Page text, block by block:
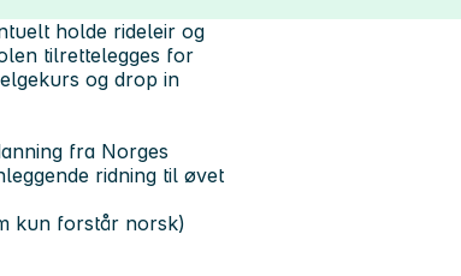
holde rideleir og
tilrettelegges for
og drop in
fra Norges
ridning til øvet
kun forstår norsk)